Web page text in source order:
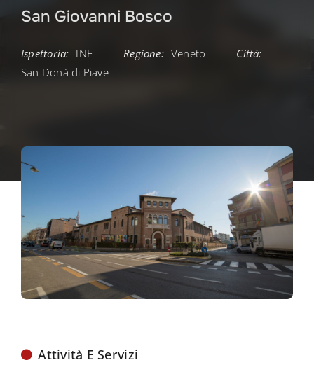
San Giovanni Bosco
Ispettoria: INE Regione: Veneto
Cittá:
San Donà di Piave
Attività E Servizi